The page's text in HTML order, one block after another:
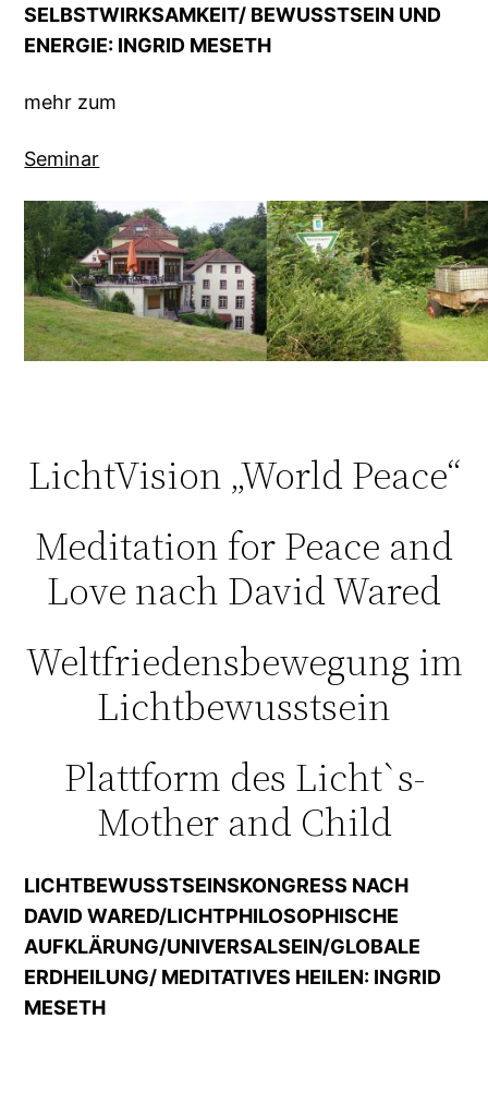
SELBSTWIRKSAMKEIT/ BEWUSSTSEIN UND
ENERGIE: INGRID MESETH
mehr zum
Seminar
LichtVision „World Peace“
Meditation for Peace and
Love nach David Wared
Weltfriedensbewegung im
Lichtbewusstsein
Plattform des Licht`s-
Mother and Child
LICHTBEWUSSTSEINSKONGRESS NACH
DAVID WARED/LICHTPHILOSOPHISCHE
AUFKLÄRUNG/UNIVERSALSEIN/GLOBALE
ERDHEILUNG/ MEDITATIVES HEILEN: INGRID
MESETH